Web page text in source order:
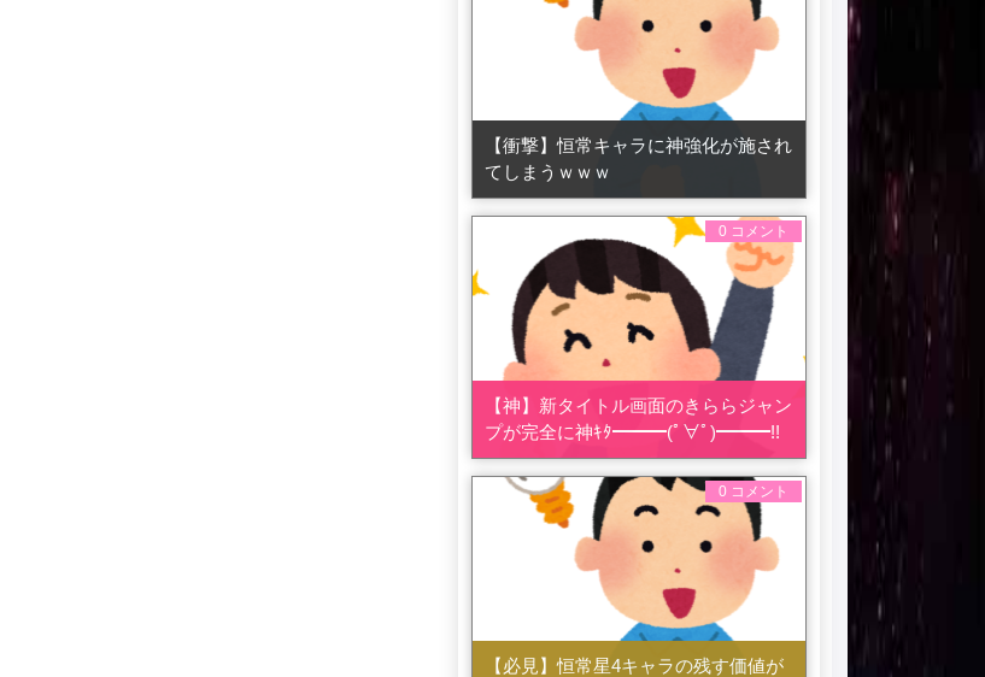
【衝撃】恒常キャラに神強化が施され
てしまうｗｗｗ
0 コメント
【神】新タイトル画面のきららジャン
プが完全に神ｷﾀ━━━(ﾟ∀ﾟ)━━━!!
0 コメント
【必見】恒常星4キャラの残す価値が